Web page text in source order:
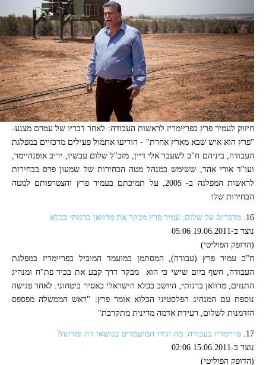
חיזוק לעמיר פרץ בפריימריז לראשות העבודה: לאחר דבריו של עמרם מצנע-
"פרץ הוא איש שבא מארץ אחרת" - הודיעו אתמול פעילים מרכזיים במפלגת
העבודה, ביניהם ח"כ לשעבר אלי דיין, מזכ"ל שלום עכשיו, יריב אופנהיימר,
ועו"ד אורי אהד, ששימש כמנהל מטה הבחירות של שמעון פרס בבחירות
לראשות המפלגה ב- 2005, על תמיכתם בעמיר פרץ והצטרפותם למטה
הבחירות שלו
16. מדברים על שלום: עמיר פרץ מבקר את מרוואן ברגותי בכלא
נוצר ב-19.06.2011 05:06
(הדופק הפוליטי)
ח"כ עמיר פרץ (עבודה), המסתמן כמועמד המוביל בפריימריז במפלגת
העבודה, חשף ביום שישי כי הוא מבקר דרך קבע את בכיר פת"ח ומנהיג
התנזים, מרוואן ברגותי, היושב בכלא הישראלי כאסיר ביטחוני. לאחר פגישה
נוספת עם המנהיג הפלסטיני הכלוא אומר פרץ: "ראש הממשלה מפספס
הזדמנות לשלום, רעידת אדמה מדינית מתקרבת"
17. פריימריז בעבודה: מה יגידו המועמדים בנושאי דת ומדינה?
נוצר ב-15.06.2011 02:06
(הדופק הפוליטי)